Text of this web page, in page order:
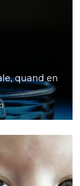
quand en